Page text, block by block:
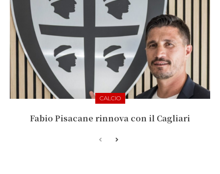
CALCIO
Fabio Pisacane rinnova con il Cagliari